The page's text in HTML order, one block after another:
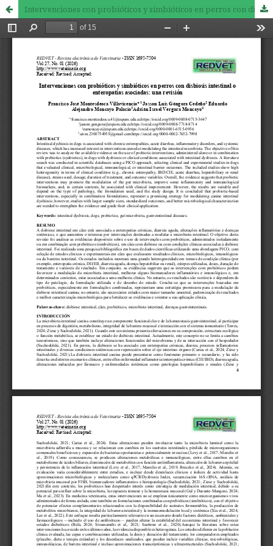
Intervenciones con probióticos y simbióticos en perros con disbiosis intestinal o enteropatías asociadas: una revisión